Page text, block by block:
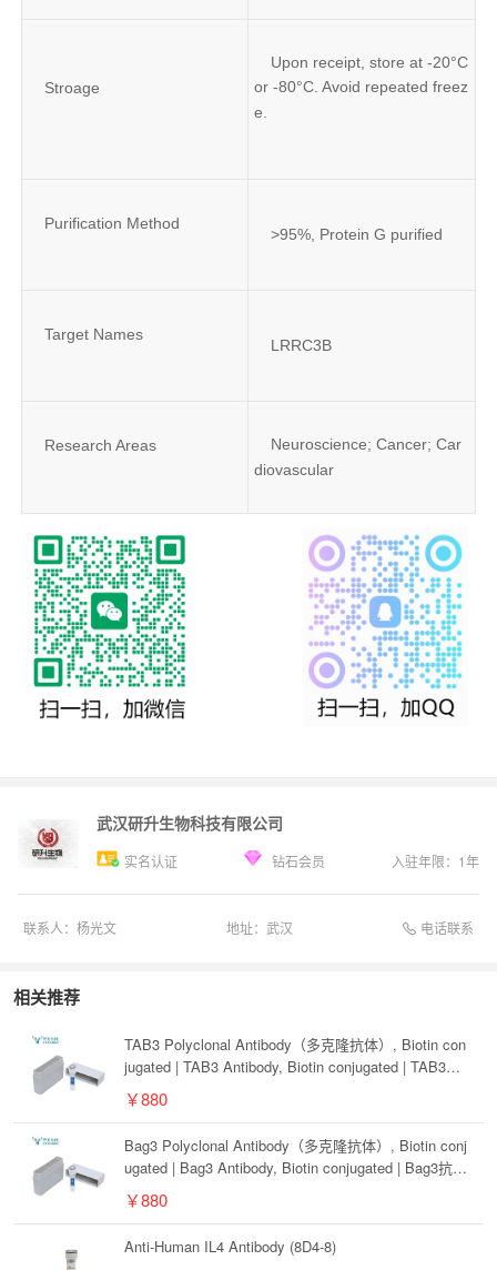
Stroage
Upon receipt, store at -20°C
or -80°C. Avoid repeated freez
e.
Purification Method
>95%, Protein G purified
Target Names
LRRC3B
Research Areas
Neuroscience; Cancer; Car
diovascular
武汉研升生物科技有限公司
实名认证 钻石会员 入驻年限： 1年
联系人： 杨光文 地址： 武汉 电话联系
相关推荐
TAB3 Polyclonal Antibody（多克隆抗体）, Biotin con
jugated | TAB3 Antibody, Biotin conjugated | TAB3抗
￥880
Bag3 Polyclonal Antibody（多克隆抗体）, Biotin conj
ugated | Bag3 Antibody, Biotin conjugated | Bag3抗
￥880
Anti-Human IL4 Antibody (8D4-8)